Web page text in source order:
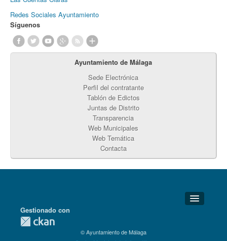
Redes Sociales Ayuntamiento
Síguenos
Ayuntamiento de Málaga
Sede Electrónica
Perfil del contratante
Tablón de Edictos
Juntas de Distrito
Transparencia
Web Municipales
Web Temática
Contacta
Detalles Técnicos
Gestionado con
© Ayuntamiento de Málaga